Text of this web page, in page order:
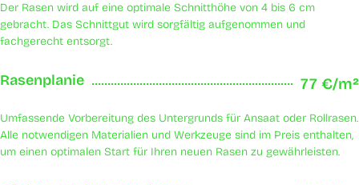
Der Rasen wird auf eine optimale Schnitthöhe von 4 bis 6 cm
gebracht. Das Schnittgut wird sorgfältig aufgenommen und
fachgerecht entsorgt.
Rasenplanie 77 €/m²
Umfassende Vorbereitung des Untergrunds für Ansaat oder Rollrasen.
Alle notwendigen Materialien und Werkzeuge sind im Preis enthalten,
um einen optimalen Start für Ihren neuen Rasen zu gewährleisten.